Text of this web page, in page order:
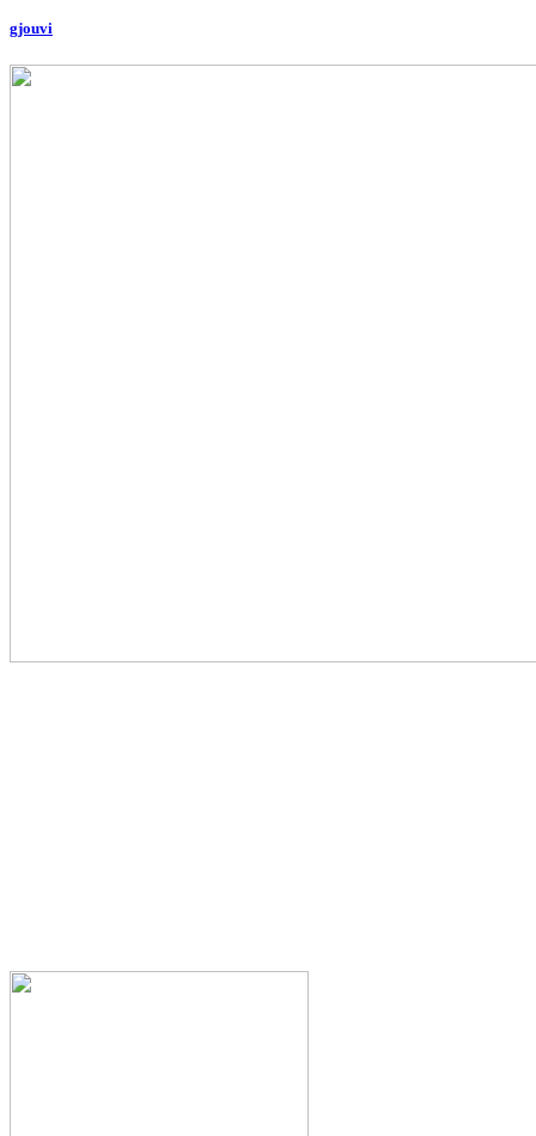
gjouvi